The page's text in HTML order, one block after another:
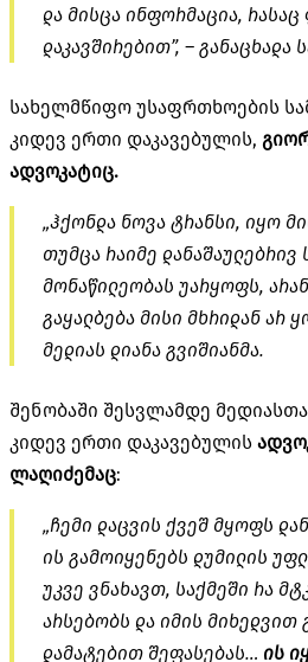
და მისცა ინფორმაცია,
დაკავშირებით”, – განაცხადა
სახელმწიფო უსაფრთხოების
კიდევ ერთი დაკავებულის,
ადვოკატიც.
„ჰქონდა ნოვა ტრანსი, იყო
თუმცა რაიმე დანაშაულებრივ
მონაწილეობას უარყოფს,
გაყალბება მისი მხრიდან არ
მედიას დიანა გვიშიანმა.
შენობაში შესვლამდე
კიდევ ერთი დაკავებულის
ლაღიძემაც:
„ჩემი დაცვის ქვეშ მყოფს
ის გამოიყენებს დუმილის
უკვე ვნახავთ, საქმეში რა
არსებობს და იმის მიხედვით
დამატებით შეფასებას… ის